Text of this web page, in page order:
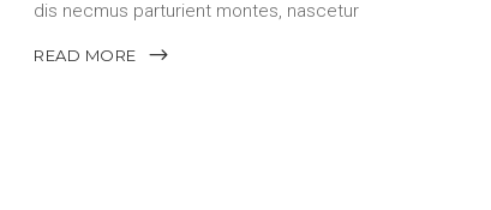
dis necmus parturient montes, nascetur
READ MORE